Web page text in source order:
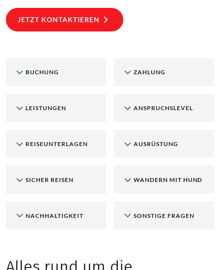
JETZT KONTAKTIEREN
BUCHUNG ZAHLUNG
LEISTUNGEN ANSPRUCHSLEVEL
REISEUNTERLAGEN AUSRÜSTUNG
SICHER REISEN WANDERN MIT HUND
NACHHALTIGKEIT SONSTIGE FRAGEN